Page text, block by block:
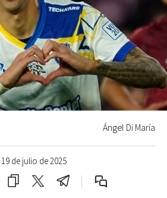
19 de julio de 2025
Ángel Di María